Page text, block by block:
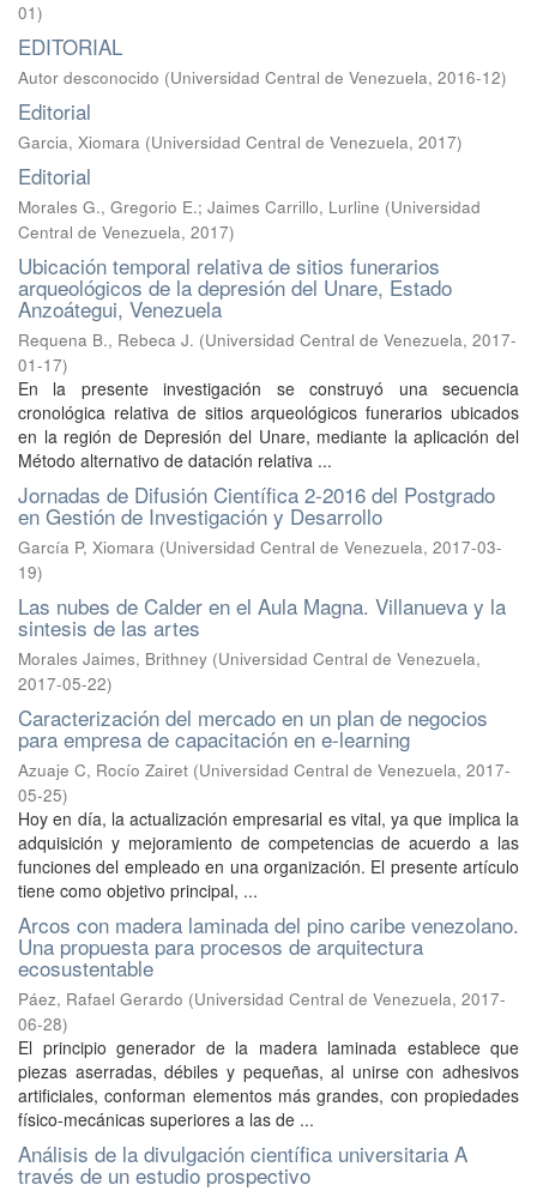
01)
EDITORIAL
Autor desconocido (Universidad Central de Venezuela, 2016-12)
Editorial
Garcia, Xiomara (Universidad Central de Venezuela, 2017)
Editorial
Morales G., Gregorio E.; Jaimes Carrillo, Lurline (Universidad
Central de Venezuela, 2017)
Ubicación temporal relativa de sitios funerarios
arqueológicos de la depresión del Unare, Estado
Anzoátegui, Venezuela
Requena B., Rebeca J. (Universidad Central de Venezuela, 2017-
01-17)
En la presente investigación se construyó una secuencia
cronológica relativa de sitios arqueológicos funerarios ubicados
en la región de Depresión del Unare, mediante la aplicación del
Método alternativo de datación relativa ...
Jornadas de Difusión Científica 2-2016 del Postgrado
en Gestión de Investigación y Desarrollo
García P, Xiomara (Universidad Central de Venezuela, 2017-03-
19)
Las nubes de Calder en el Aula Magna. Villanueva y la
sintesis de las artes
Morales Jaimes, Brithney (Universidad Central de Venezuela,
2017-05-22)
Caracterización del mercado en un plan de negocios
para empresa de capacitación en e-learning
Azuaje C, Rocío Zairet (Universidad Central de Venezuela, 2017-
05-25)
Hoy en día, la actualización empresarial es vital, ya que implica la
adquisición y mejoramiento de competencias de acuerdo a las
funciones del empleado en una organización. El presente artículo
tiene como objetivo principal, ...
Arcos con madera laminada del pino caribe venezolano.
Una propuesta para procesos de arquitectura
ecosustentable
Páez, Rafael Gerardo (Universidad Central de Venezuela, 2017-
06-28)
El principio generador de la madera laminada establece que
piezas aserradas, débiles y pequeñas, al unirse con adhesivos
artificiales, conforman elementos más grandes, con propiedades
físico-mecánicas superiores a las de ...
Análisis de la divulgación científica universitaria A
través de un estudio prospectivo